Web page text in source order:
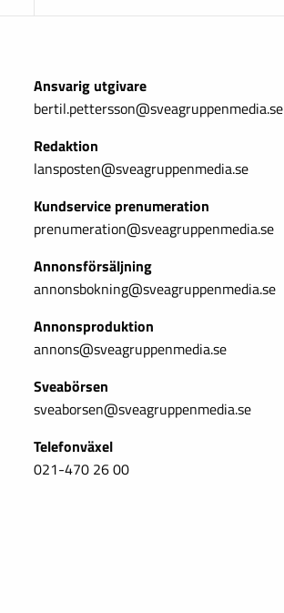
Ansvarig utgivare
bertil.pettersson@sveagruppenmedia.se
Redaktion
lansposten@sveagruppenmedia.se
Kundservice prenumeration
prenumeration@sveagruppenmedia.se
Annonsförsäljning
annonsbokning@sveagruppenmedia.se
Annonsproduktion
annons@sveagruppenmedia.se
Sveabörsen
sveaborsen@sveagruppenmedia.se
Telefonväxel
021-470 26 00